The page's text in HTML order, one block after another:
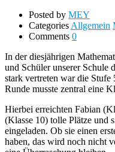
Posted by MEY
Categories Allgemein
Comments 0
In der diesjährigen
und Schüler unserer Schule
stark vertreten war die
Runde musste zentral eine
Hierbei erreichten Fabian
(Klasse 10) tolle Plätze und
eingeladen. Ob sie einen
haben, das wird noch nicht